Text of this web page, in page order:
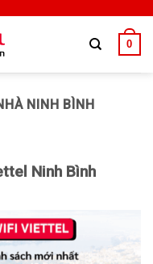
0
NINH BÌNH
Ninh Bình